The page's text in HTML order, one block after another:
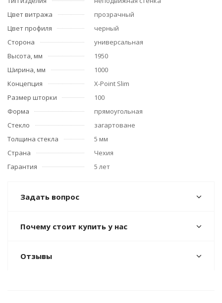
Цвет витража
прозрачный
Цвет профиля
черный
Сторона
универсальная
Высота, мм
1950
Ширина, мм
1000
Концепция
X-Point Slim
Размер шторки
100
Форма
прямоугольная
Стекло
загартоване
Толщина стекла
5 мм
Страна
Чехия
Гарантия
5 лет
Задать вопрос
Почему стоит купить у нас
Отзывы